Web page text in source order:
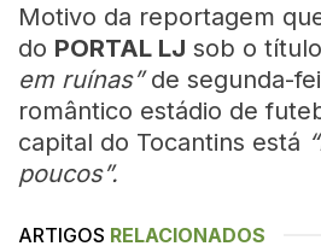
Motivo da reportagem
do PORTAL LJ sob o título
em ruínas”de segunda-
romântico estádio de
capital do Tocantins está
poucos”.
ARTIGOS RELACIONADOS